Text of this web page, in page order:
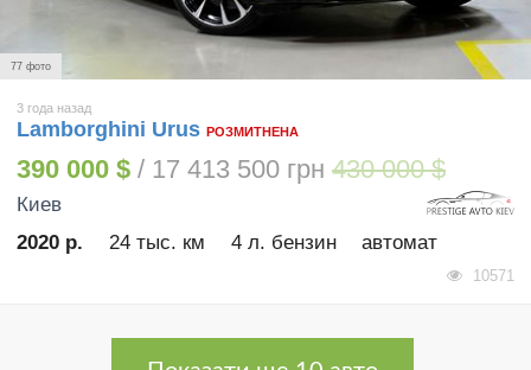
77 фото
3 года назад
Lamborghini Urus РОЗМИТНЕНА
390 000 $ / 17 413 500 грн 430 000 $
Киев
2020 р.
24 тыс. км 4 л. бензин автомат
10571